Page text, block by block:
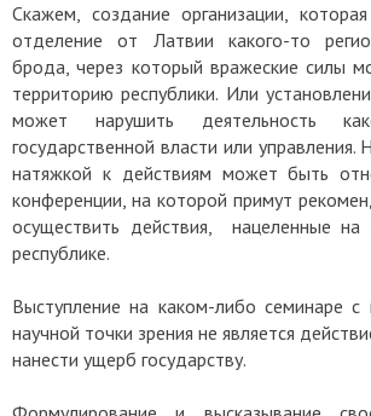
Скажем, создание организации,
отделение от Латвии какого-то
брода, через который вражеские силы
территорию республики. Или
может нарушить деятельность
государственной власти или управления.
натяжкой к действиям может быть
конференции, на которой примут
осуществить действия, нацеленные на
республике.
Выступление на каком-либо семинаре с
научной точки зрения не является
нанести ущерб государству.